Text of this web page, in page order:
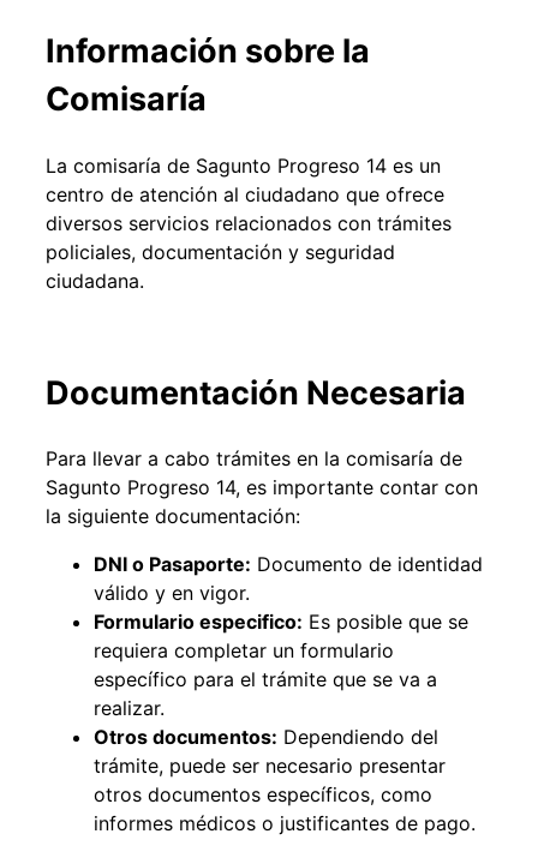
Información sobre la
Comisaría
La comisaría de Sagunto Progreso 14 es un
centro de atención al ciudadano que ofrece
diversos servicios relacionados con trámites
policiales, documentación y seguridad
ciudadana.
Documentación Necesaria
Para llevar a cabo trámites en la comisaría de
Sagunto Progreso 14, es importante contar con
la siguiente documentación:
DNI o Pasaporte: Documento de identidad
válido y en vigor.
Formulario especifico: Es posible que se
requiera completar un formulario
específico para el trámite que se va a
realizar.
Otros documentos: Dependiendo del
trámite, puede ser necesario presentar
otros documentos específicos, como
informes médicos o justificantes de pago.